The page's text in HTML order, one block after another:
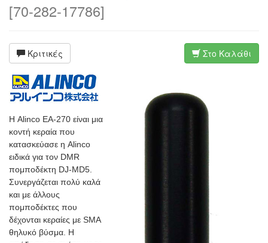
[70-282-17786]
Κριτικές Στο Καλάθι
Η Alinco EA-270 είναι μια
κοντή κεραία που
κατασκεύασε η Alinco
ειδικά για τον DMR
πομποδέκτη DJ-MD5.
Συνεργάζεται πολύ καλά
και με άλλους
πομποδέκτες που
δέχονται κεραίες με SMA
θηλυκό βύσμα. Η